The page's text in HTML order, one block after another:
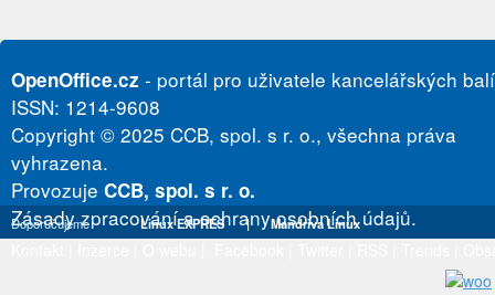
OpenOffice.cz - portál pro uživatele kancelářských
ISSN: 1214-9608
Copyright © 2025 CCB, spol. s r. o., všechna práva
vyhrazena.
Provozuje CCB, spol. s r. o.
Zásady zpracování a ochrany osobních údajů.
Doporučujeme Linux EXPRES | Mandriva Linux